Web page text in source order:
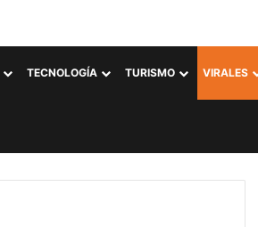
TECNOLOGÍA TURISMO VIRALES